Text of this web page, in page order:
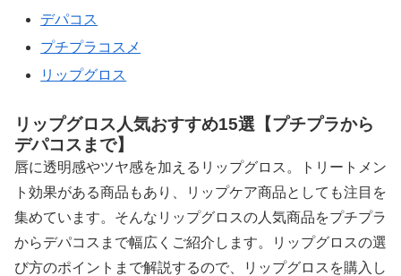
デパコス
プチプラコスメ
リップグロス
リップグロス人気おすすめ15選【プチプラから
デパコスまで】
唇に透明感やツヤ感を加えるリップグロス。トリートメン
ト効果がある商品もあり、リップケア商品としても注目を
集めています。そんなリップグロスの人気商品をプチプラ
からデパコスまで幅広くご紹介します。リップグロスの選
び方のポイントまで解説するので、リップグロスを購入し